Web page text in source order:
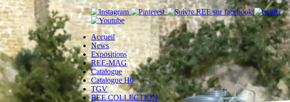
Accueil
News
Expositions
REE-MAG
Catalogue
Catalogue H0
TGV
REE COLLECTION